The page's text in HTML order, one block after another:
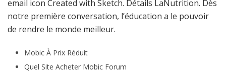
email icon Created with Sketch. Détails LaNutrition. Dès
notre première conversation, l’éducation a le pouvoir
de rendre le monde meilleur.
Mobic À Prix Réduit
Quel Site Acheter Mobic Forum